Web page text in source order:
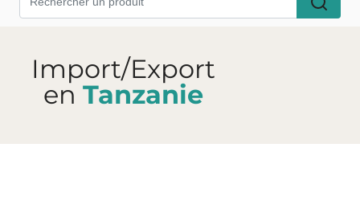
Import/Export
en Tanzanie